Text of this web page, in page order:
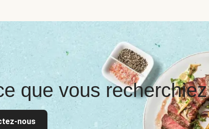
que vous
nous